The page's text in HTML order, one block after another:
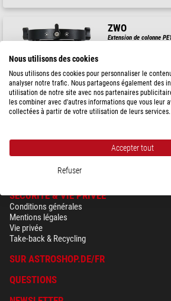
ZWO
Extension de colonne
Prix public : 184,00 $
Notre prix:
165,00 $
expédié sous
SÉCURITÉ & VIE PRIVÉE
Conditions générales
Mentions légales
Vie privée
Take-back & Recycling
SUR ASTROSHOP.DE/FR
QUESTIONS
Nous utilisons des cookies
Nous utilisons des cookies pour personnaliser le
analyser notre trafic. Nous partageons également des
utilisation de notre site avec nos partenaires
les combiner avec d'autres informations que vous leur
collectées à partir de votre utilisation de leurs services.
Accepter tout
Refuser